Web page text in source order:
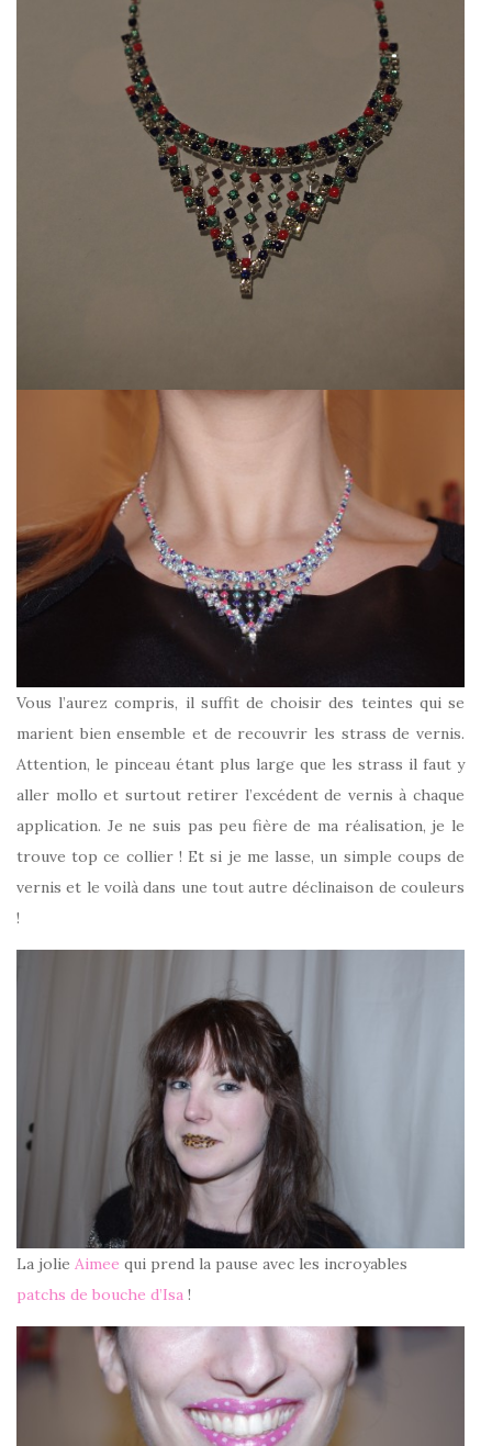
Vous l’aurez compris, il suffit de choisir des teintes qui se
marient bien ensemble et de recouvrir les strass de vernis.
Attention, le pinceau étant plus large que les strass il faut y
aller mollo et surtout retirer l’excédent de vernis à chaque
application. Je ne suis pas peu fière de ma réalisation, je le
trouve top ce collier ! Et si je me lasse, un simple coups de
vernis et le voilà dans une tout autre déclinaison de couleurs
!
La jolie Aimee qui prend la pause avec les incroyables
patchs de bouche d’Isa !